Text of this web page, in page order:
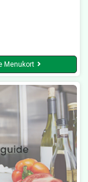
Menukort